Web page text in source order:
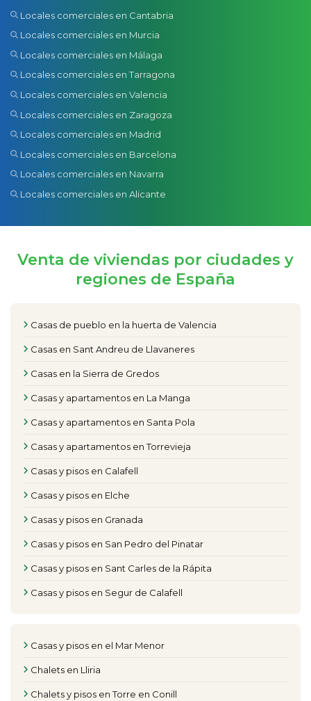
Locales comerciales en Cantabria
Locales comerciales en Murcia
Locales comerciales en Málaga
Locales comerciales en Tarragona
Locales comerciales en Valencia
Locales comerciales en Zaragoza
Locales comerciales en Madrid
Locales comerciales en Barcelona
Locales comerciales en Navarra
Locales comerciales en Alicante
Venta de viviendas por ciudades y
regiones de España
Casas de pueblo en la huerta de Valencia
Casas en Sant Andreu de Llavaneres
Casas en la Sierra de Gredos
Casas y apartamentos en La Manga
Casas y apartamentos en Santa Pola
Casas y apartamentos en Torrevieja
Casas y pisos en Calafell
Casas y pisos en Elche
Casas y pisos en Granada
Casas y pisos en San Pedro del Pinatar
Casas y pisos en Sant Carles de la Rápita
Casas y pisos en Segur de Calafell
Casas y pisos en el Mar Menor
Chalets en Lliria
Chalets y pisos en Torre en Conill